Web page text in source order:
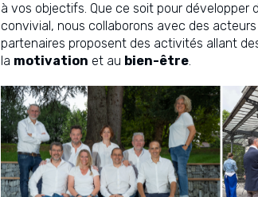
à vos objectifs. Que ce soit pour développer
convivial, nous collaborons avec des
partenaires proposent des activités allant
la motivation et au bien-être.